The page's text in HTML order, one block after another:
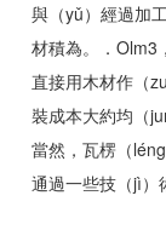
與（yǔ）經過加
材積為。．Olm3
直接用木材作（
裝成本大約均（
當然，瓦楞（
通過一些技（jì）